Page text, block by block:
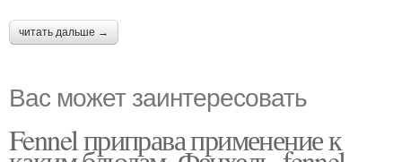
читать дальше →
Вас может заинтересовать
Fennel приправа применение к